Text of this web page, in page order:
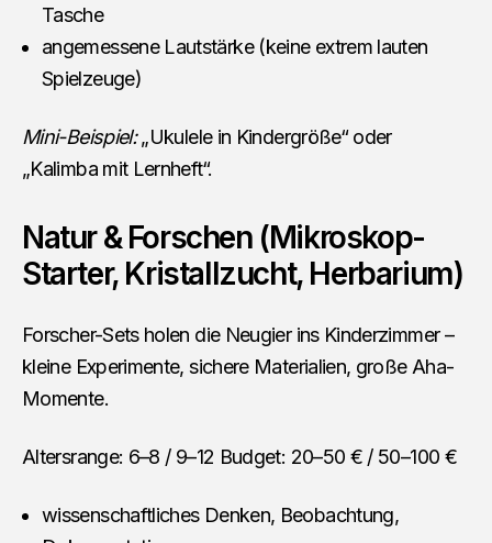
Tasche
angemessene Lautstärke (keine extrem lauten
Spielzeuge)
Mini-Beispiel:„Ukulele in Kindergröße“ oder
„Kalimba mit Lernheft“.
Natur & Forschen (Mikroskop-
Starter, Kristallzucht, Herbarium)
Forscher-Sets holen die Neugier ins Kinderzimmer –
kleine Experimente, sichere Materialien, große Aha-
Momente.
Altersrange: 6–8 / 9–12 Budget: 20–50 € / 50–100 €
wissenschaftliches Denken, Beobachtung,